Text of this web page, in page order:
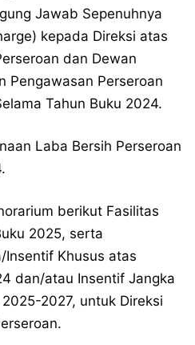
Jawab Sepenuhnya
kepada Direksi atas
dan Dewan
Pengawasan Perseroan
Tahun Buku 2024.
Laba Bersih Perseroan
berikut Fasilitas
2025, serta
Khusus atas
dan/atau Insentif Jangka
2027, untuk Direksi